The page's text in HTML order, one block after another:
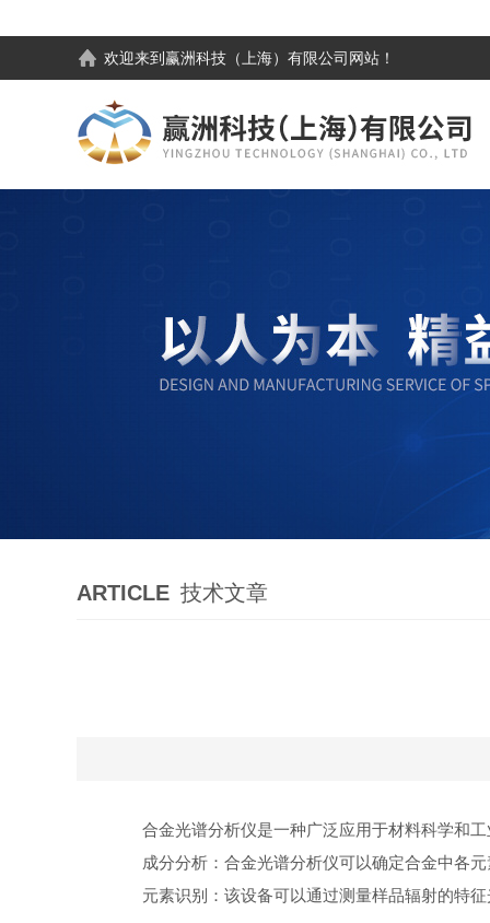
欢迎来到 赢洲科技（上海）有限公司 网站！
ARTICLE 技术文章
合金光谱分析仪是一种广泛应用于材料科学和工
成分分析：合金光谱分析仪可以确定合金中各元
元素识别：该设备可以通过测量样品辐射的特征